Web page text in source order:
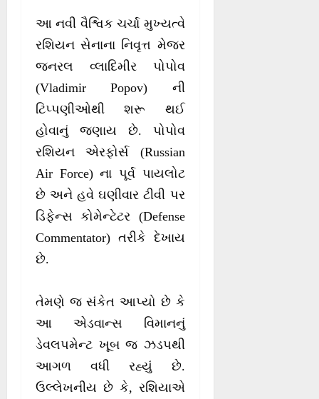
આ નવી વૈશ્વિક ચર્ચા મુખ્યત્વે
રશિયન સેનાના નિવૃત્ત મેજર
જનરલ વ્લાદિમીર પોપોવ
(Vladimir Popov) ની
ટિપ્પણીઓથી શરૂ થઈ
હોવાનું જણાય છે. પોપોવ
રશિયન એરફોર્સ (Russian
Air Force) ના પૂર્વ પાયલોટ
છે અને હવે ઘણીવાર ટીવી પર
ડિફેન્સ કોમેન્ટેટર (Defense
Commentator) તરીકે દેખાય
છે.
તેમણે જ સંકેત આપ્યો છે કે
આ એડવાન્સ વિમાનનું
ડેવલપમેન્ટ ખૂબ જ ઝડપથી
આગળ વધી રહ્યું છે.
ઉલ્લેખનીય છે કે, રશિયાએ